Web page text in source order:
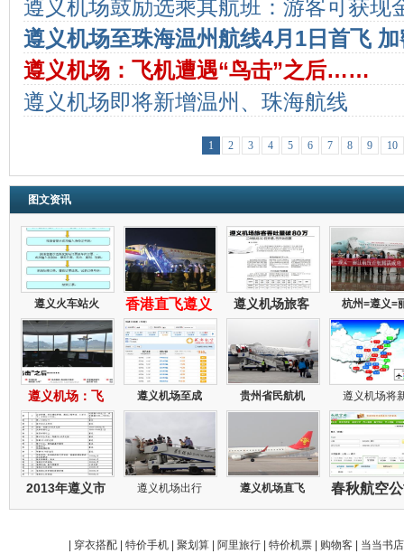
遵义机场鼓励选乘其航班：游客可获现
遵义机场至珠海温州航线4月1日首飞
天一班
遵义机场：飞机遭遇“鸟击”之后……
遵义机场即将新增温州、珠海航线
1 2 3 4 5 6 7 8 9 10
图文资讯
遵义火车站火 香港直飞遵义 遵义机场旅客 杭州=遵义=
遵义机场：飞 遵义机场至成 贵州省民航机 遵义机场将
2013年遵义市 遵义机场出行 遵义机场直飞 春秋航空
穿衣搭配| 特价手机| 聚划算| 阿里旅行| 特价机票| 购物客| 当当书店